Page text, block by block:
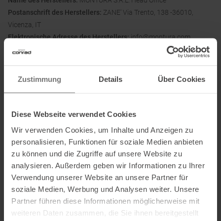
Zustimmung Details Über Cookies
Diese Webseite verwendet Cookies
Wir verwenden Cookies, um Inhalte und Anzeigen zu
personalisieren, Funktionen für soziale Medien anbieten
zu können und die Zugriffe auf unsere Website zu
analysieren. Außerdem geben wir Informationen zu Ihrer
Verwendung unserer Website an unsere Partner für
soziale Medien, Werbung und Analysen weiter. Unsere
Partner führen diese Informationen möglicherweise mit
weiteren Daten zusammen, die Sie ihnen bereitgestellt
Postanschrift des Herstellers: ZANE' Via Trento, 138 -36010,
Vicenza, IT
Elektronische Adresse des Herstellers:info@montura.com
PRODUKTEIGENSCHAFTEN:
Beinabschluss:
Reißverschluss
Verstellbar